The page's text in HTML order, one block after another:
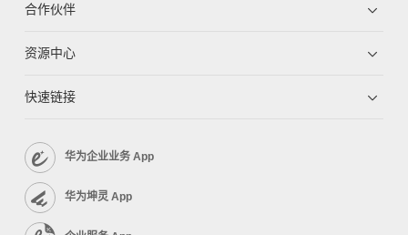
合作伙伴
资源中心
快速链接
华为企业业务 App
华为坤灵 App